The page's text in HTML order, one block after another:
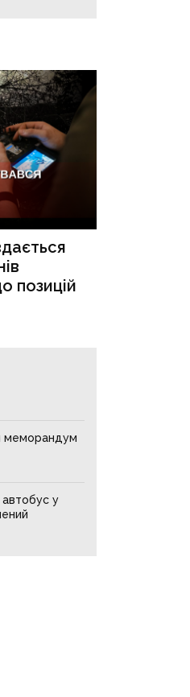
позицій
меморандум
автобус у